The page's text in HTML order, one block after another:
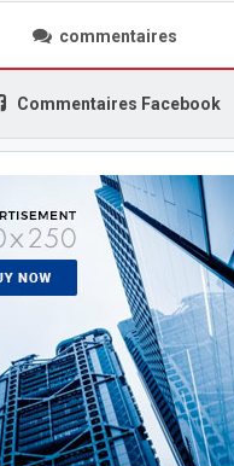
commentaires
Commentaires Facebook